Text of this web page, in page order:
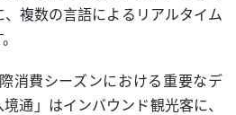
複数の言語によるリアルタイム
消費シーズンにおける重要なデ
通」はインバウンド観光客に、